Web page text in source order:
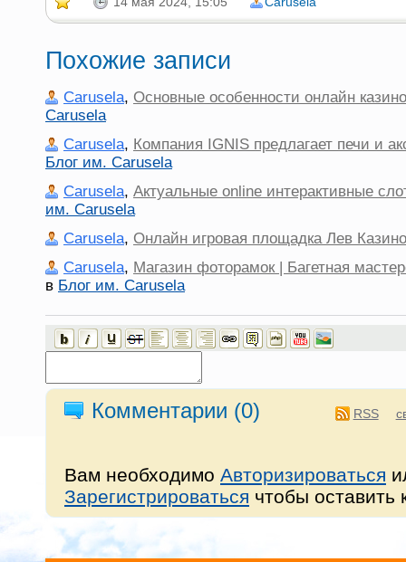
Похожие записи
Carusela, Основные особенности онлайн
Carusela
Carusela, Компания IGNIS предлагает печи и
Блог им. Carusela
Carusela, Актуальные online интерактивные
им. Carusela
Carusela, Онлайн игровая площадка Лев Казино
Carusela, Магазин фоторамок | Багетная
в Блог им. Carusela
Комментарии (0) RSS
Вам необходимо Авторизироваться
Зарегистрироваться чтобы оставить